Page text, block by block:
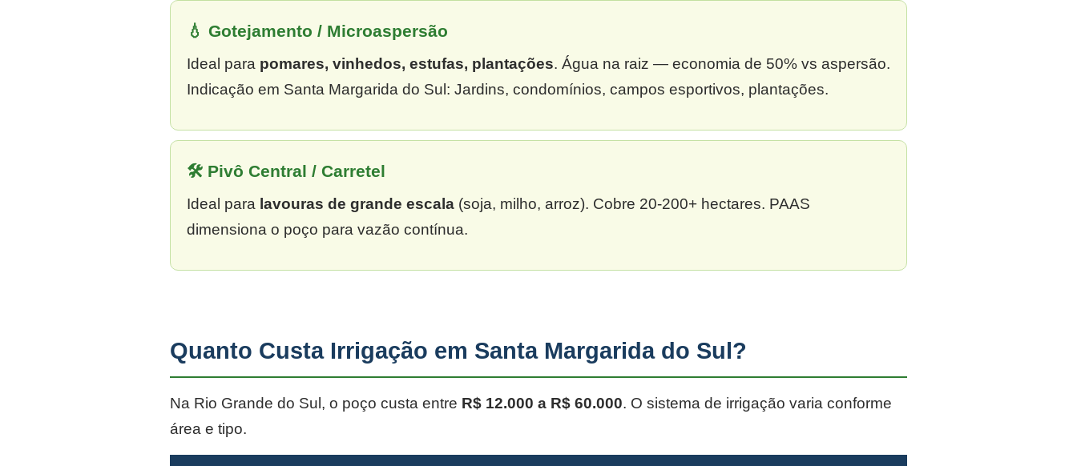
💧 Gotejamento / Microaspersão
Ideal para pomares, vinhedos, estufas, plantações. Água na raiz — economia de 50% vs aspersão.
Indicação em Santa Margarida do Sul: Jardins, condomínios, campos esportivos, plantações.
🛠 Pivô Central / Carretel
Ideal para lavouras de grande escala (soja, milho, arroz). Cobre 20-200+ hectares. PAAS
dimensiona o poço para vazão contínua.
Quanto Custa Irrigação em Santa Margarida do Sul?
Na Rio Grande do Sul, o poço custa entre R$ 12.000 a R$ 60.000. O sistema de irrigação varia conforme
área e tipo.